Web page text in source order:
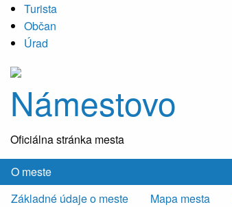
Turista
Občan
Úrad
Námestovo
Oficiálna stránka mesta
O meste
Základné údaje o meste
Mapa mesta